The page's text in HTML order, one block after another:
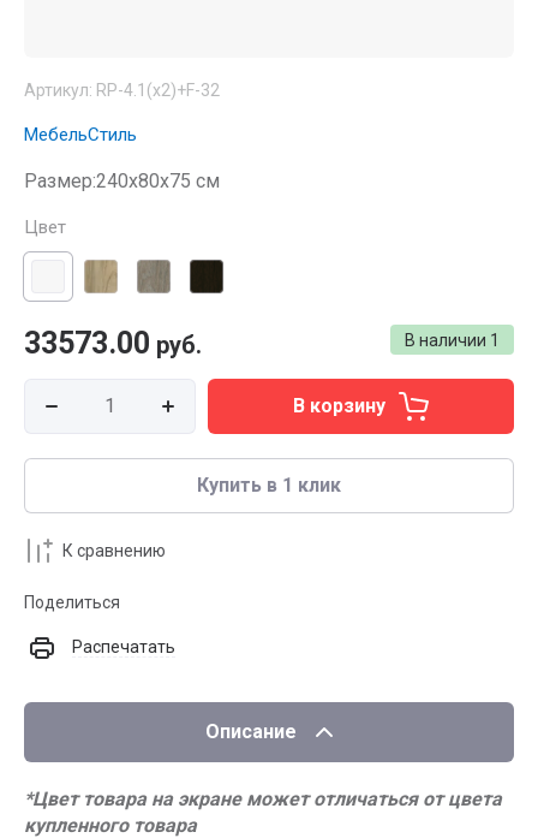
Артикул: RP-4.1(x2)+F-32
МебельСтиль
Размер:240x80х75 см
Цвет
В наличии 1
33573.00 руб.
В корзину
Купить в 1 клик
К сравнению
Поделиться
Распечатать
Описание
*Цвет товара на экране может отличаться от цвета
купленного товара